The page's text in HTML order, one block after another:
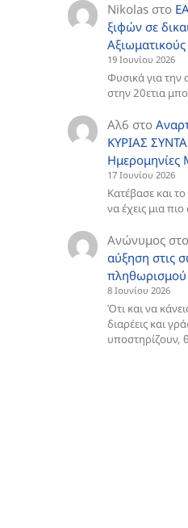
Nikolasστο
ξιφών σε
19 Ιουνίου 2026
Φυσικά για την
στην 20ετια
Αλ6 στο
ΚΥΡΙΑΣ
17 Ιουνίου 2026
Κατέβασε και
να έχεις μια
Ανώνυμοςστο
αύξηση στις
πληθωρισμού
8 Ιουνίου 2026
Ότι και να
διαρέεις και
υποστηρίζουν,